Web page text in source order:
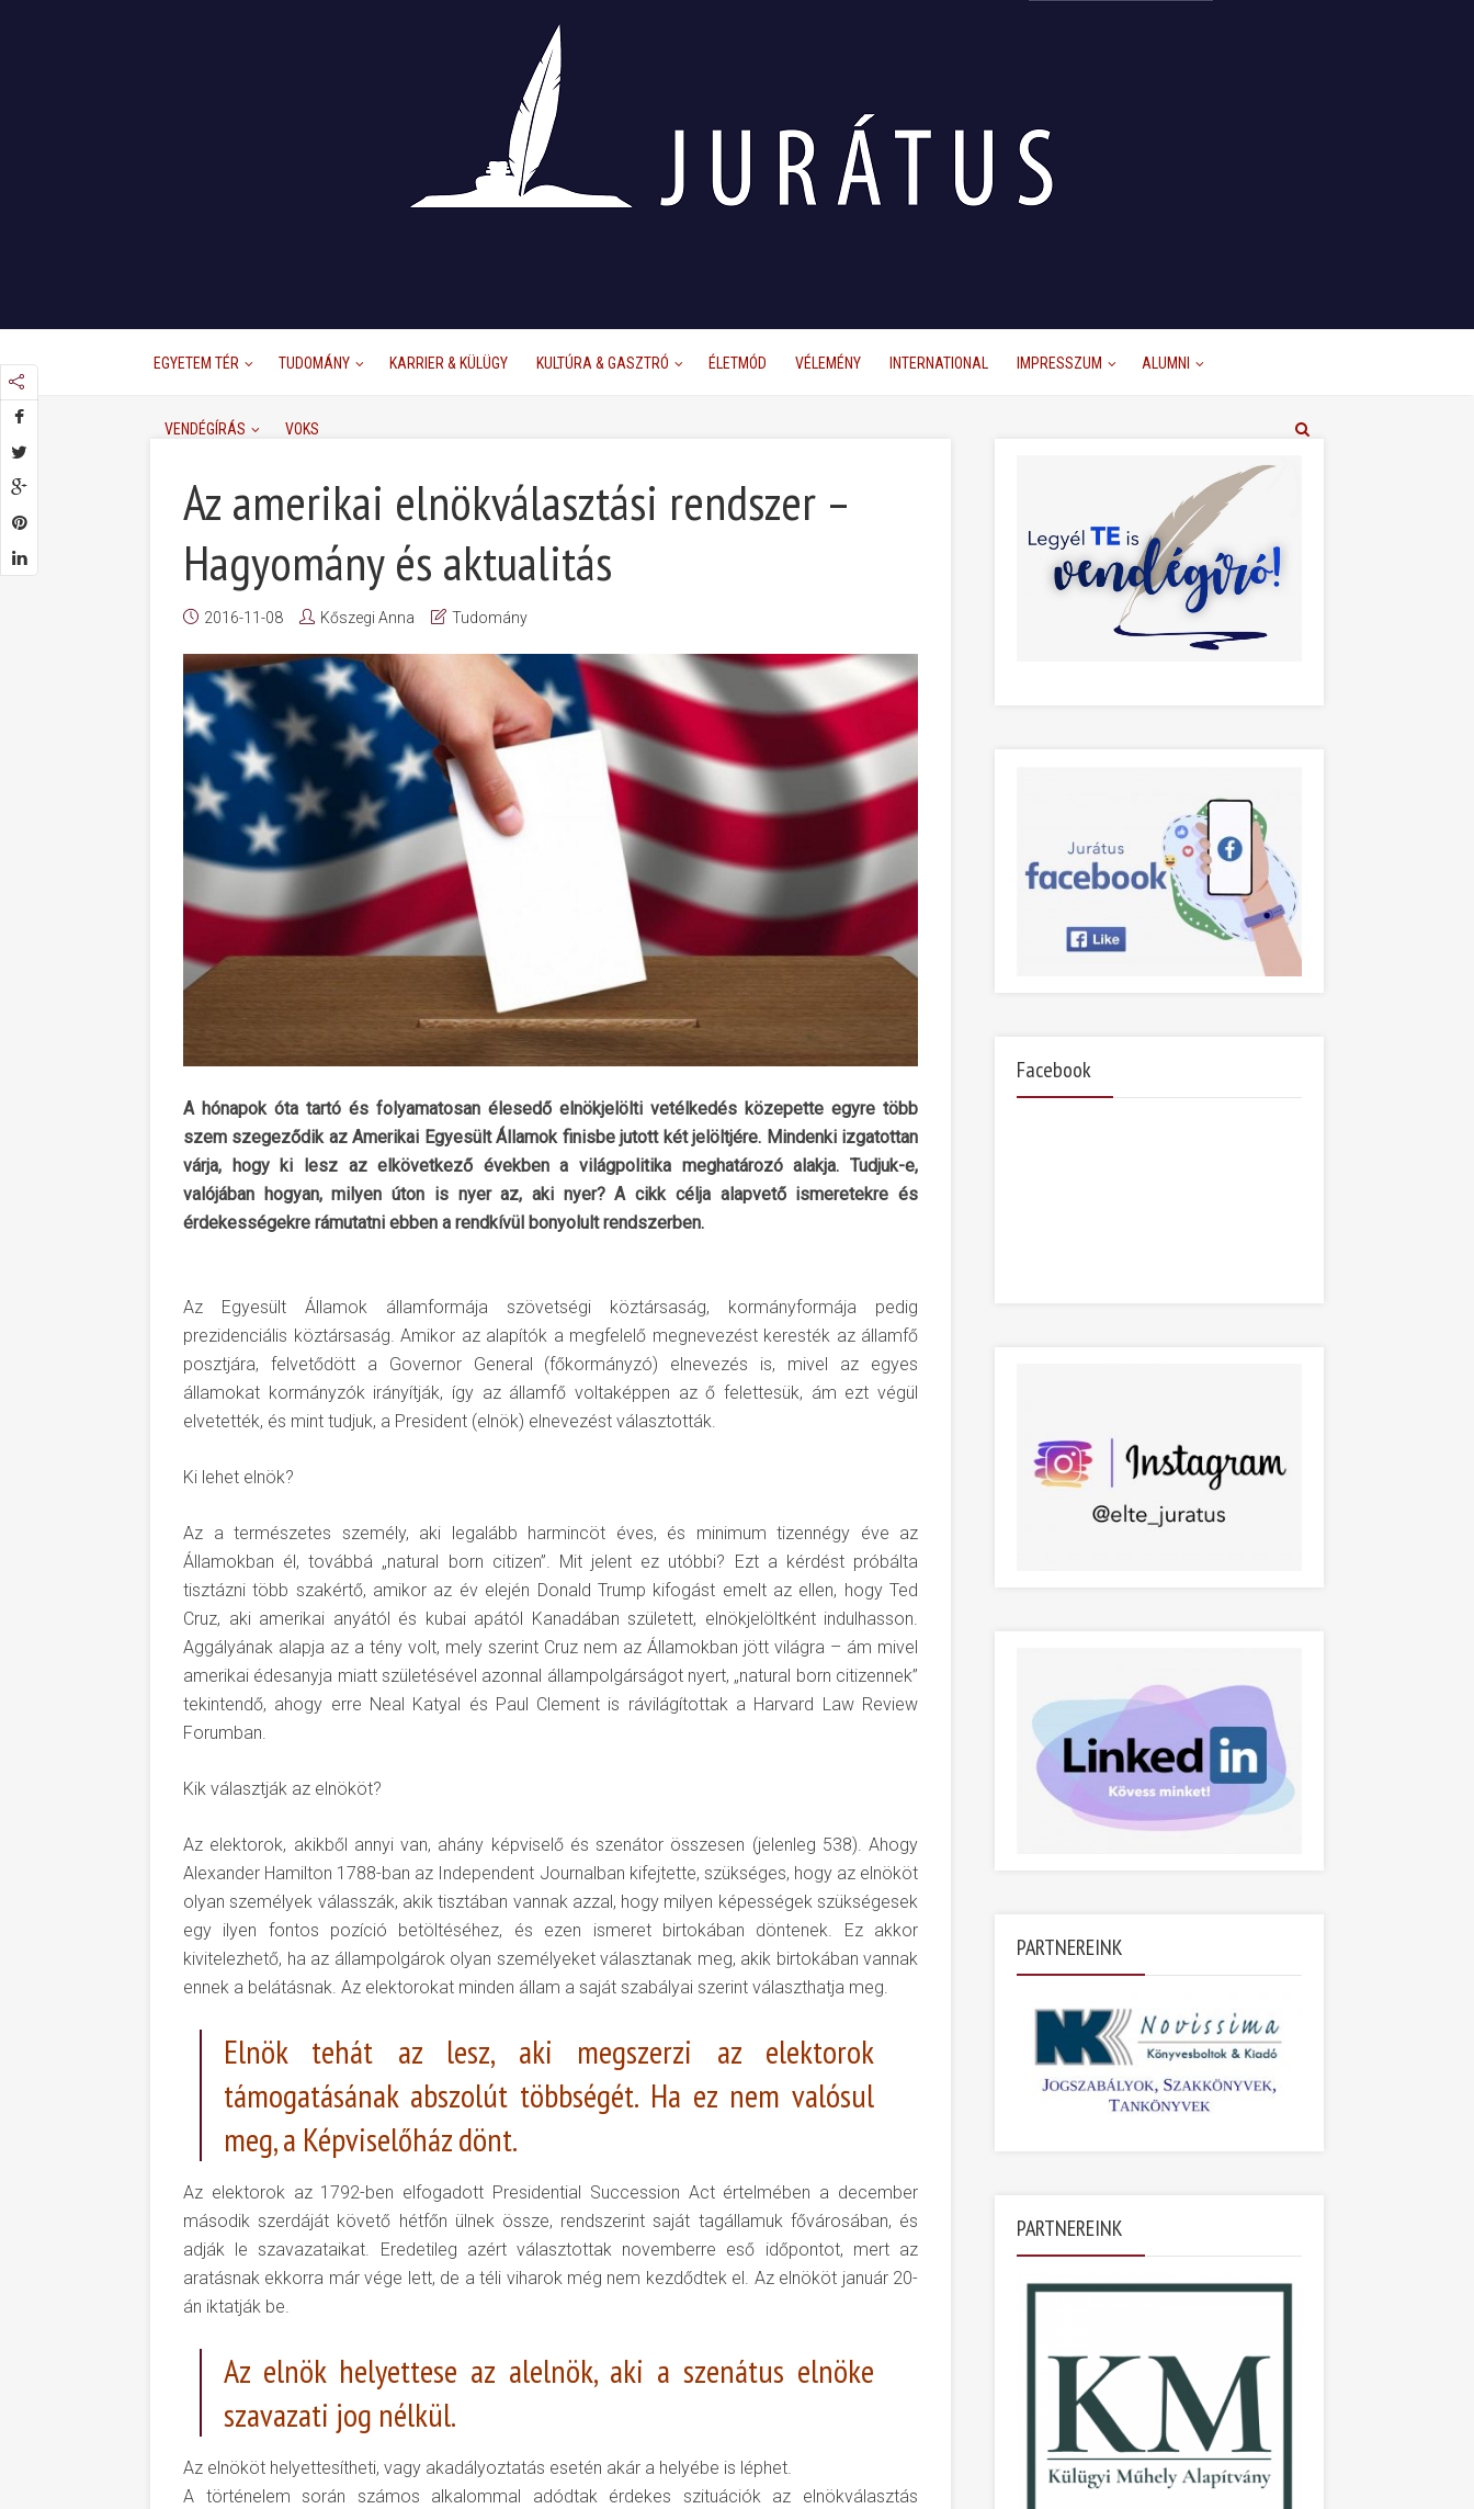
EGYETEM TÉR TUDOMÁNY KARRIER & KÜLÜGY KULTÚRA & GASZTRÓ ÉLETMÓD VÉLEMÉNY INTERNATIONAL IMPRESSZUM ALUMNI
VENDÉGÍRÁS VOKS
Az amerikai elnökválasztási rendszer –
Hagyomány és aktualitás
2016-11-08 Kőszegi Anna Tudomány
A hónapok óta tartó és folyamatosan élesedő elnökjelölti vetélkedés közepette egyre több
szem szegeződik az Amerikai Egyesült Államok finisbe jutott két jelöltjére. Mindenki izgatottan
várja, hogy ki lesz az elkövetkező években a világpolitika meghatározó alakja. Tudjuk-e,
valójában hogyan, milyen úton is nyer az, aki nyer? A cikk célja alapvető ismeretekre és
érdekességekre rámutatni ebben a rendkívül bonyolult rendszerben.
Az Egyesült Államok államformája szövetségi köztársaság, kormányformája pedig
prezidenciális köztársaság. Amikor az alapítók a megfelelő megnevezést keresték az államfő
posztjára, felvetődött a Governor General (főkormányzó) elnevezés is, mivel az egyes
államokat kormányzók irányítják, így az államfő voltaképpen az ő felettesük, ám ezt végül
elvetették, és mint tudjuk, a President (elnök) elnevezést választották.
Ki lehet elnök?
Az a természetes személy, aki legalább harmincöt éves, és minimum tizennégy éve az
Államokban él, továbbá „natural born citizen”. Mit jelent ez utóbbi? Ezt a kérdést próbálta
tisztázni több szakértő, amikor az év elején Donald Trump kifogást emelt az ellen, hogy Ted
Cruz, aki amerikai anyától és kubai apától Kanadában született, elnökjelöltként indulhasson.
Aggályának alapja az a tény volt, mely szerint Cruz nem az Államokban jött világra – ám mivel
amerikai édesanyja miatt születésével azonnal állampolgárságot nyert, „natural born citizennek”
tekintendő, ahogy erre Neal Katyal és Paul Clement is rávilágítottak a Harvard Law Review
Forumban.
Kik választják az elnököt?
Az elektorok, akikből annyi van, ahány képviselő és szenátor összesen (jelenleg 538). Ahogy
Alexander Hamilton 1788-ban az Independent Journalban kifejtette, szükséges, hogy az elnököt
olyan személyek válasszák, akik tisztában vannak azzal, hogy milyen képességek szükségesek
egy ilyen fontos pozíció betöltéséhez, és ezen ismeret birtokában döntenek. Ez akkor
kivitelezhető, ha az állampolgárok olyan személyeket választanak meg, akik birtokában vannak
ennek a belátásnak. Az elektorokat minden állam a saját szabályai szerint választhatja meg.
Elnök tehát az lesz, aki megszerzi az elektorok
támogatásának abszolút többségét. Ha ez nem valósul
meg, a Képviselőház dönt.
Az elektorok az 1792-ben elfogadott Presidential Succession Act értelmében a december
második szerdáját követő hétfőn ülnek össze, rendszerint saját tagállamuk fővárosában, és
adják le szavazataikat. Eredetileg azért választottak novemberre eső időpontot, mert az
aratásnak ekkorra már vége lett, de a téli viharok még nem kezdődtek el. Az elnököt január 20-
án iktatják be.
Az elnök helyettese az alelnök, aki a szenátus elnöke
szavazati jog nélkül.
Az elnököt helyettesítheti, vagy akadályoztatás esetén akár a helyébe is léphet.
A történelem során számos alkalommal adódtak érdekes szituációk az elnökválasztás
Facebook
PARTNEREINK
PARTNEREINK